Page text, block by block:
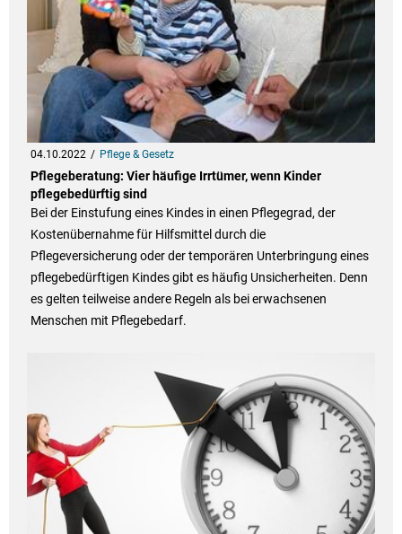
04.10.2022 Pflege & Gesetz
Pflegeberatung: Vier häufige Irrtümer, wenn Kinder
pflegebedürftig sind
Bei der Einstufung eines Kindes in einen Pflegegrad, der
Kostenübernahme für Hilfsmittel durch die
Pflegeversicherung oder der temporären Unterbringung eines
pflegebedürftigen Kindes gibt es häufig Unsicherheiten. Denn
es gelten teilweise andere Regeln als bei erwachsenen
Menschen mit Pflegebedarf.